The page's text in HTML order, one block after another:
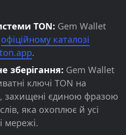
TON: Gem Wallet
офіційному каталозі
.
зберігання: Gem Wallet
ключі TON на
захищені єдиною фразою
яка охоплює й усі
мережі.